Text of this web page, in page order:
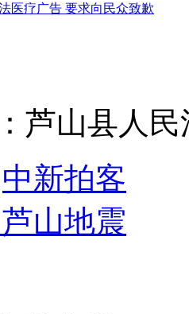
医疗广告 要求向民众致歉
顿爆炸
女儿为妈妈当红娘
芦山县人
中新拍客
山地震